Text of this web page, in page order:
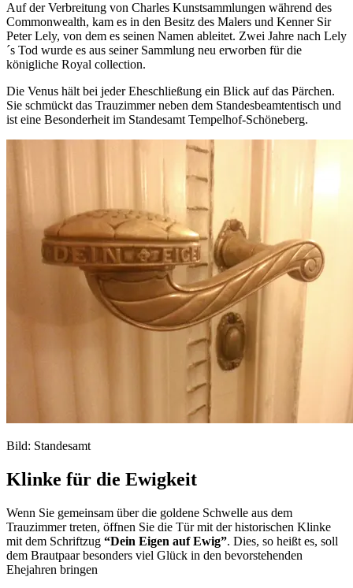
Auf der Verbreitung von Charles Kunstsammlungen während des
Commonwealth, kam es in den Besitz des Malers und Kenner Sir
Peter Lely, von dem es seinen Namen ableitet. Zwei Jahre nach Lely
´s Tod wurde es aus seiner Sammlung neu erworben für die
königliche Royal collection.
Die Venus hält bei jeder Eheschließung ein Blick auf das Pärchen.
Sie schmückt das Trauzimmer neben dem Standesbeamtentisch und
ist eine Besonderheit im Standesamt Tempelhof-Schöneberg.
Bild: Standesamt
Klinke für die Ewigkeit
Wenn Sie gemeinsam über die goldene Schwelle aus dem
Trauzimmer treten, öffnen Sie die Tür mit der historischen Klinke
mit dem Schriftzug “Dein Eigen auf Ewig”. Dies, so heißt es, soll
dem Brautpaar besonders viel Glück in den bevorstehenden
Ehejahren bringen